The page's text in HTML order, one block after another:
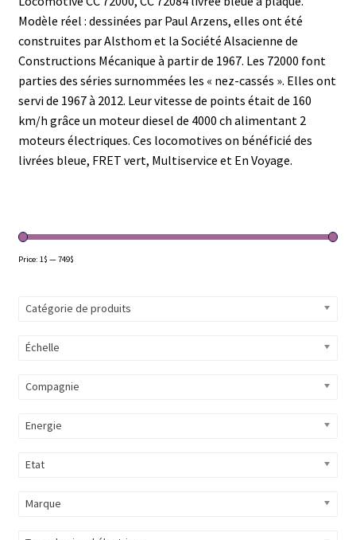
Modèle réel : dessinées par Paul Arzens, elles ont été
construites par Alsthom et la Société Alsacienne de
Constructions Mécanique à partir de 1967. Les 72000 font
parties des séries surnommées les « nez-cassés ». Elles ont
servi de 1967 à 2012. Leur vitesse de points était de 160
km/h grâce un moteur diesel de 4000 ch alimentant 2
moteurs électriques. Ces locomotives on bénéficié des
livrées bleue, FRET vert, Multiservice et En Voyage.
Price: 1$ —749$
Catégorie de produits
Échelle
Compagnie
Energie
Etat
Marque